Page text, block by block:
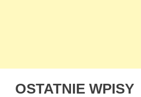
OSTATNIE WPISY